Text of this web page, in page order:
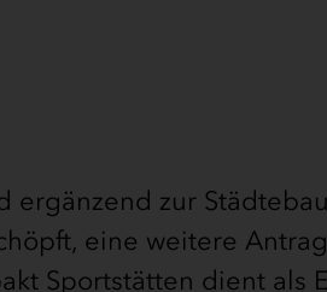
ergänzend zur
eine weitere
Sportstätten dient als